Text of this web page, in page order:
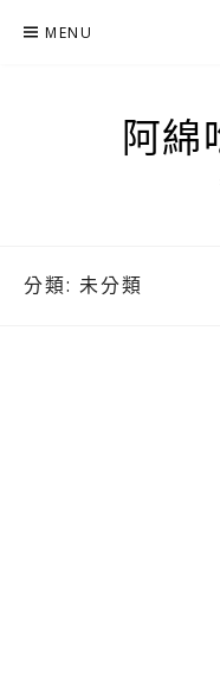
MENU
阿綿
分類: 未分類